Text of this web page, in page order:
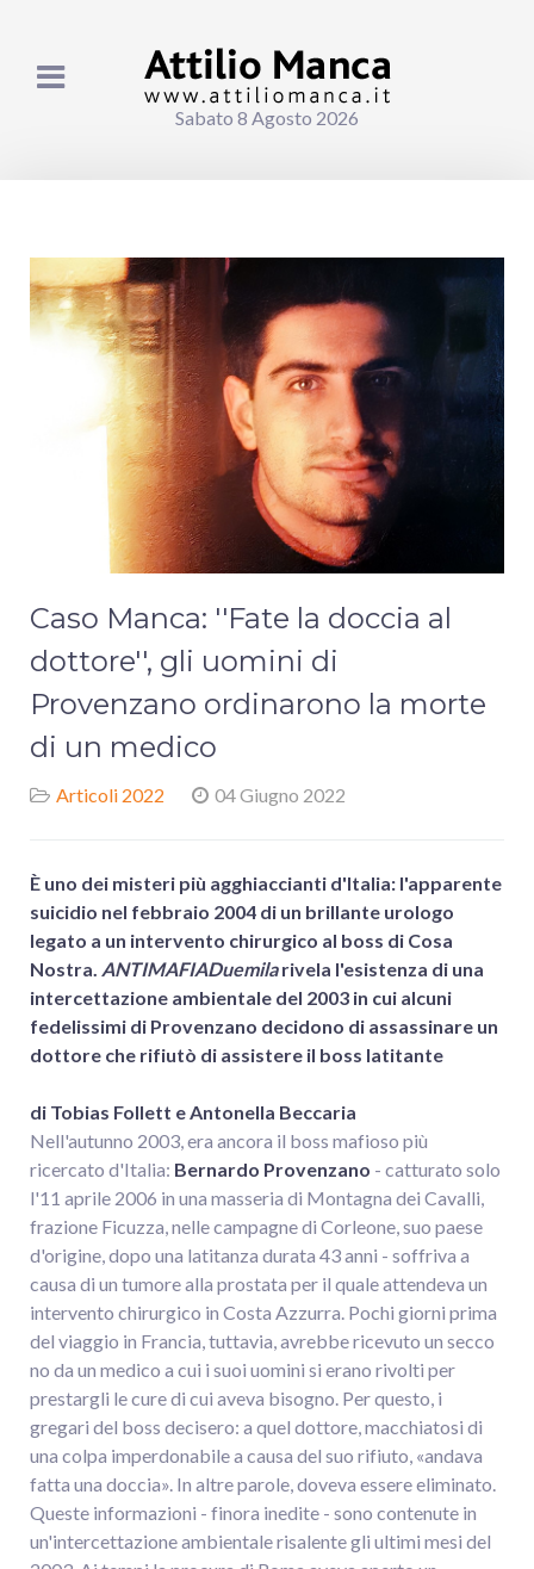
Sabato 8 Agosto 2026
Caso Manca: ''Fate la doccia al
dottore'', gli uomini di
Provenzano ordinarono la morte
di un medico
Articoli 2022 04 Giugno 2022
È uno dei misteri più agghiaccianti d'Italia: l'apparente
suicidio nel febbraio 2004 di un brillante urologo
legato a un intervento chirurgico al boss di Cosa
Nostra. ANTIMAFIADuemilarivela l'esistenza di una
intercettazione ambientale del 2003 in cui alcuni
fedelissimi di Provenzano decidono di assassinare un
dottore che rifiutò di assistere il boss latitante
di Tobias Follett e Antonella Beccaria
Nell'autunno 2003, era ancora il boss mafioso più
ricercato d'Italia: Bernardo Provenzano - catturato solo
l'11 aprile 2006 in una masseria di Montagna dei Cavalli,
frazione Ficuzza, nelle campagne di Corleone, suo paese
d'origine, dopo una latitanza durata 43 anni - soffriva a
causa di un tumore alla prostata per il quale attendeva un
intervento chirurgico in Costa Azzurra. Pochi giorni prima
del viaggio in Francia, tuttavia, avrebbe ricevuto un secco
no da un medico a cui i suoi uomini si erano rivolti per
prestargli le cure di cui aveva bisogno. Per questo, i
gregari del boss decisero: a quel dottore, macchiatosi di
una colpa imperdonabile a causa del suo rifiuto, «andava
fatta una doccia». In altre parole, doveva essere eliminato.
Queste informazioni - finora inedite - sono contenute in
un'intercettazione ambientale risalente gli ultimi mesi del